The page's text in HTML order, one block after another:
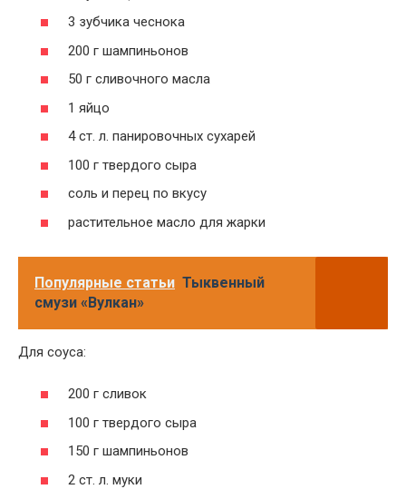
3 зубчика чеснока
200 г шампиньонов
50 г сливочного масла
1 яйцо
4 ст. л. панировочных сухарей
100 г твердого сыра
соль и перец по вкусу
растительное масло для жарки
Популярные статьи Тыквенный
смузи «Вулкан»
Для соуса:
200 г сливок
100 г твердого сыра
150 г шампиньонов
2 ст. л. муки